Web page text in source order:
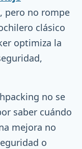
, pero no rompe
clásico
optimiza la
no se
saber cuándo
mejora no
o